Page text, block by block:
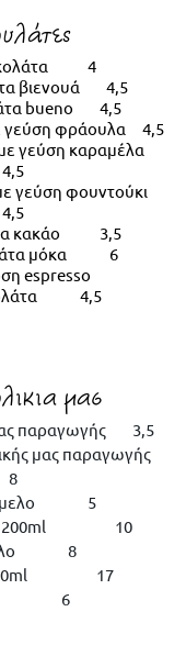
4
βιενουά 4,5
bueno 4,5
γεύση φράουλα 4,5
γεύση καραμέλα
4,5
γεύση φουντούκι
4,5
κακάο 3,5
μόκα 6
espresso
4,5
μασ
παραγωγής 3,5
μας παραγωγής
8
5
200ml 10
8
500ml 17
6